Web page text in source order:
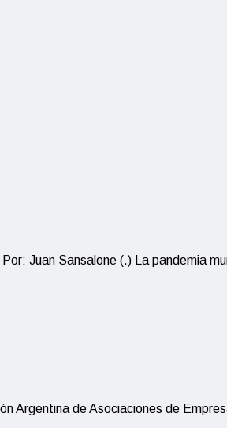
Juan Sansalone (.) La pandemia
Argentina de Asociaciones de